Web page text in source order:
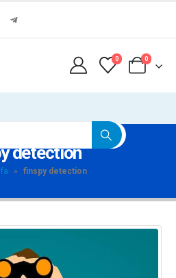
0 0
detection
» finspy detection